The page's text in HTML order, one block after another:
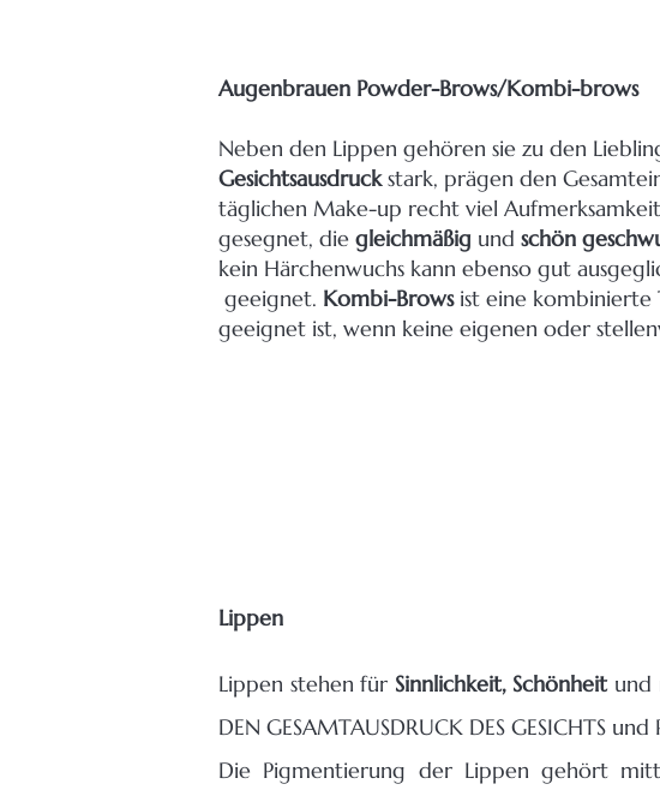
Augenbrauen Powder-Brows/Kombi-brows
Neben den Lippen gehören sie zu den
Gesichtsausdruckstark, prägen den
täglichen Make-up recht viel
gesegnet, die gleichmäßig und schön
kein Härchenwuchs kann ebenso gut
geeignet. Kombi-Brows ist eine kombinierte
geeignet ist, wenn keine eigenen oder
Lippen
Lippen stehen für Sinnlichkeit, Schönheitund
DEN GESAMTAUSDRUCK DES GESICHTS
Die Pigmentierung der Lippen gehört